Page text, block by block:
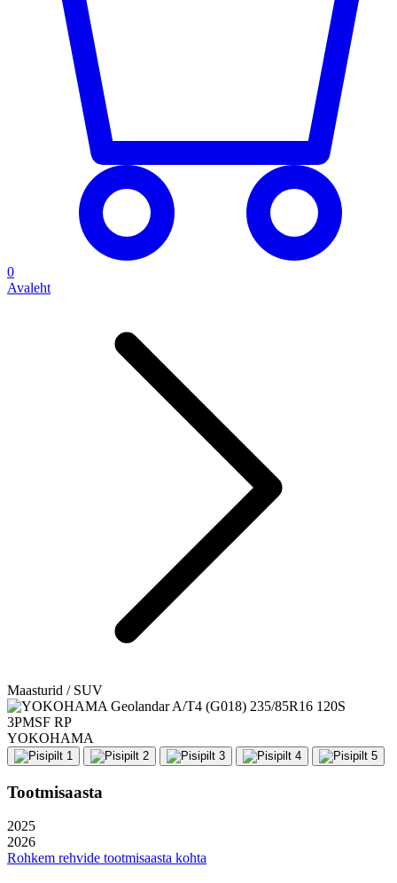
0
Avaleht
Maasturid / SUV
YOKOHAMA
Tootmisaasta
2025
2026
Rohkem rehvide tootmisaasta kohta